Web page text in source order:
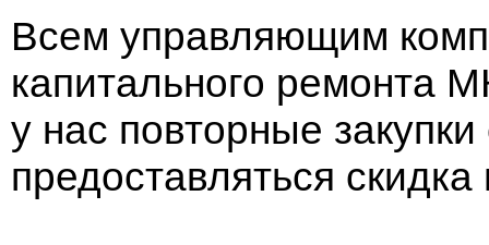
Всем управляющим
капитального ремонта
у нас повторные
предоставляться